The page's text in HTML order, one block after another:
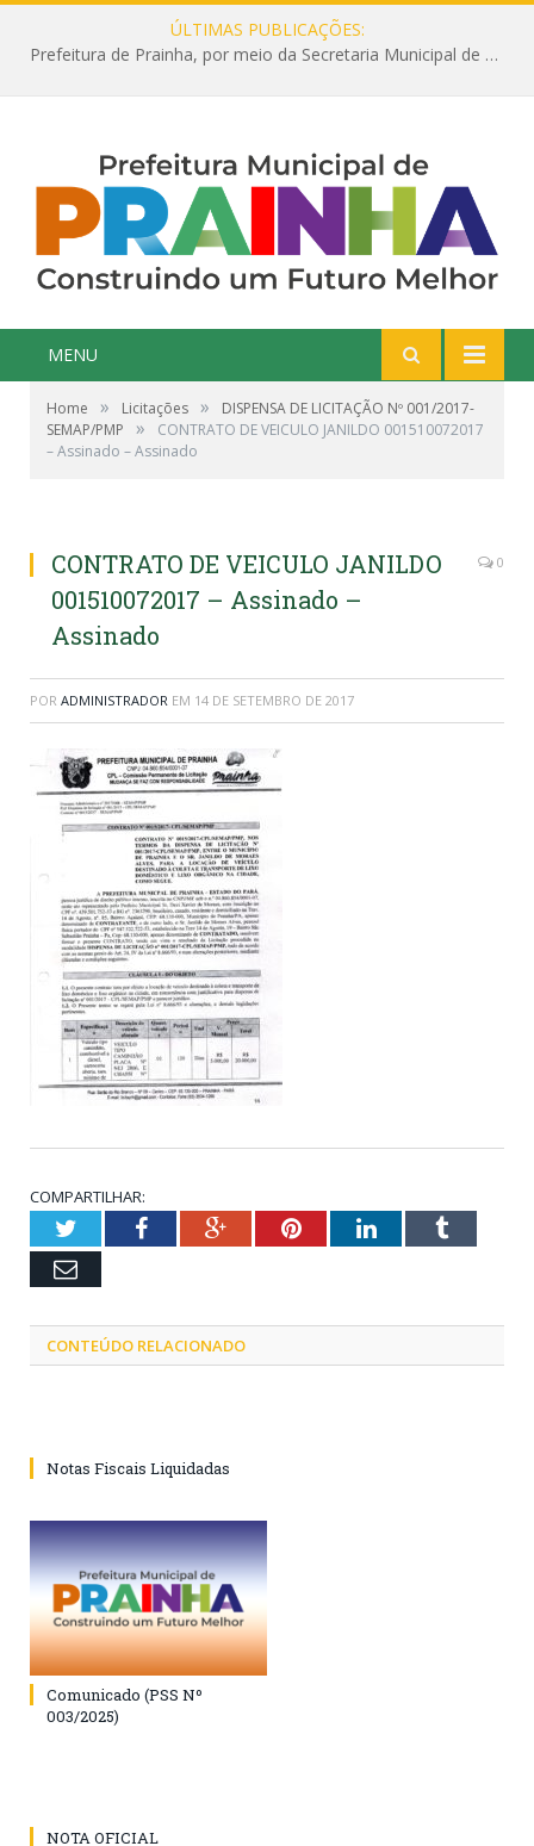
ÚLTIMAS PUBLICAÇÕES:
Prefeitura de Prainha, por meio da Secretaria Municipal de Educação, abre 354 vagas na área da Educação para 2025 com processo seletivo simplificado
MENU
Home » Licitações »
DISPENSA DE LICITAÇÃO Nº 001/2017-
SEMAP/PMP
»
CONTRATO DE VEICULO JANILDO 001510072017
– Assinado – Assinado
CONTRATO DE VEICULO JANILDO
001510072017 – Assinado –
Assinado
0
POR ADMINISTRADOR EM 14 DE SETEMBRO DE 2017
COMPARTILHAR:
TwitterFacebookGoogle+PinterestLinkedInTumblr
Email
CONTEÚDO RELACIONADO
Notas Fiscais Liquidadas
Comunicado (PSS Nº
003/2025)
NOTA OFICIAL